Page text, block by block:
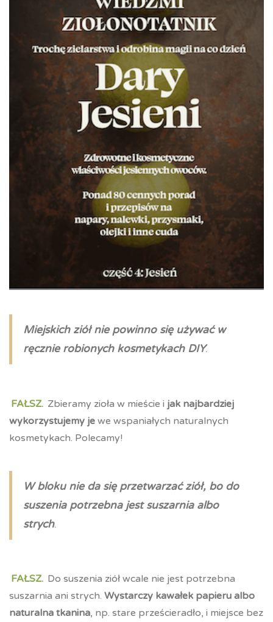
Miejskich ziół nie powinno się używać w
ręcznie robionych kosmetykach DIY.
FAŁSZ. Zbieramy zioła w mieście i jak najbardziej
wykorzystujemy je we wspaniałych naturalnych
kosmetykach. Polecamy!
W bloku nie da się przetwarzać ziół, bo do
suszenia potrzebna jest suszarnia albo
strych.
FAŁSZ. Do suszenia ziół wcale nie jest potrzebna
suszarnia ani strych. Wystarczy kawałek papieru albo
naturalna tkanina, np. stare prześcieradło, i miejsce bez